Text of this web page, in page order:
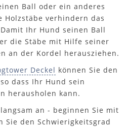
Ball oder ein anderes
Holzstäbe verhindern das
Ihr Hund seinen Ball
die Stäbe mit Hilfe seiner
an der Kordel herausziehen.
Deckel können Sie den
dass Ihr Hund sein
herausholen kann.
langsam an - beginnen Sie mit
Sie den Schwierigkeitsgrad